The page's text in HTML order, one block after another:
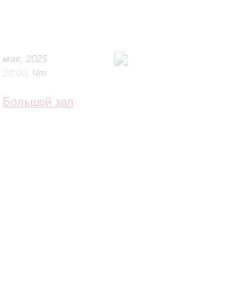
мая 2025
20:00 Чт
Большой зал